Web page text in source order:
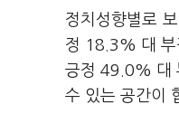
정치성향별로
정 18.3% 대 부
긍정 49.0% 대
수 있는 공간이